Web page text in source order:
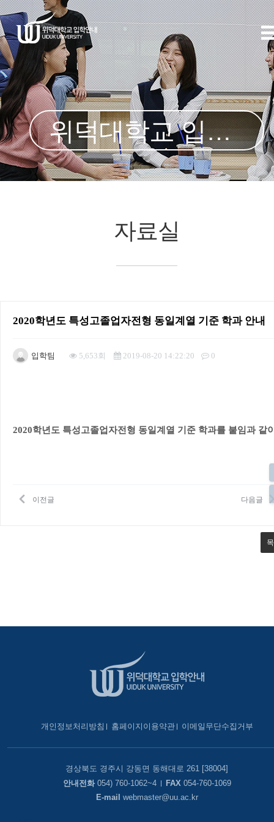
위덕대학교 입학처
자료실
2020학년도 특성고졸업자전형 동일계열 기준 학과 안내
입학팀 5,653회 2019-08-20 14:22:20 0
2020학년도 특성고졸업자전형 동일계열 기준 학과를 붙임과 같
이전글 다음글
개인정보처리방침 홈페이지이용약관 이메일무단수집거부
경상북도 경주시 강동면 동해대로 261 [38004]
안내전화054) 760-1062~4 FAX 054-760-1069
E-mail webmaster@uu.ac.kr